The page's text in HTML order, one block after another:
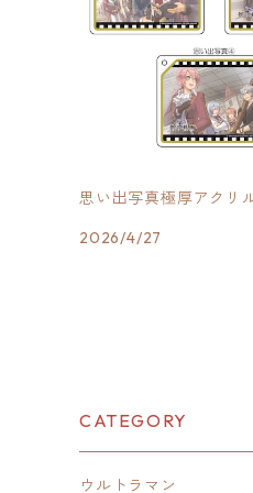
思い出写真極厚アクリ
2026/4/27
CATEGORY
ウルトラマン